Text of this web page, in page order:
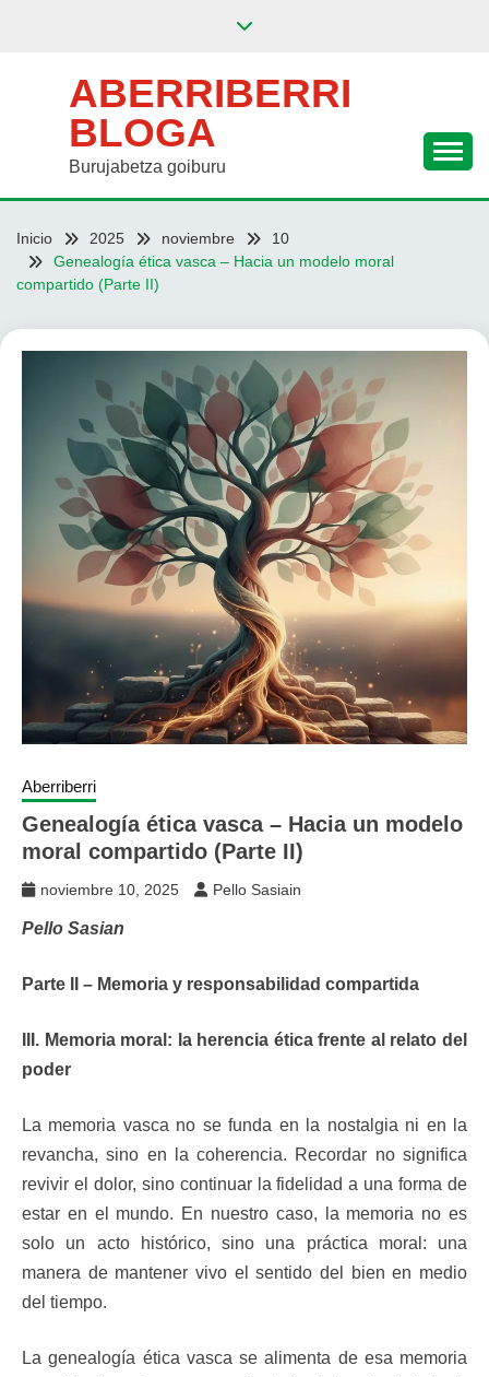
ABERRIBERRI
BLOGA
Burujabetza goiburu
Inicio 2025 noviembre
10
Genealogía ética vasca – Hacia un modelo moral
compartido (Parte II)
Aberriberri
Genealogía ética vasca – Hacia un modelo
moral compartido (Parte II)
noviembre 10, 2025 Pello Sasiain
Pello Sasian
Parte II – Memoria y responsabilidad compartida
III. Memoria moral: la herencia ética frente al relato del
poder
La memoria vasca no se funda en la nostalgia ni en la
revancha, sino en la coherencia. Recordar no significa
revivir el dolor, sino continuar la fidelidad a una forma de
estar en el mundo. En nuestro caso, la memoria no es
solo un acto histórico, sino una práctica moral: una
manera de mantener vivo el sentido del bien en medio
del tiempo.
La genealogía ética vasca se alimenta de esa memoria